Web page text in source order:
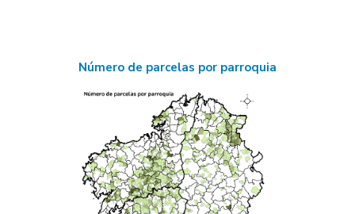
Número de parcelas por parroquia